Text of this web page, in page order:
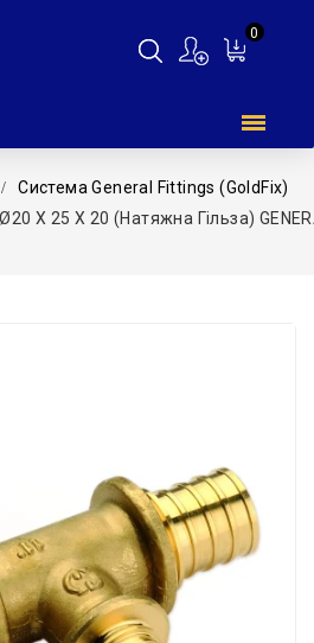
0
Система General Fittings (GoldFix)
Х 25 Х 20 (натяжна Гільза)